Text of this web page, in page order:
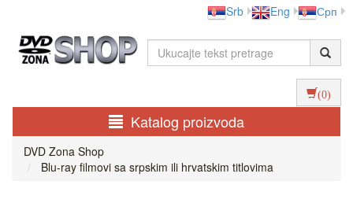
Srb Eng Срп
(0)
Katalog proizvoda
DVD Zona Shop
Blu-ray filmovi sa srpskim ili hrvatskim titlovima